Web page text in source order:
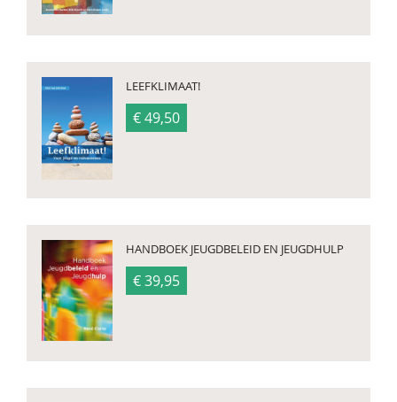
LEEFKLIMAAT!
€ 49,50
HANDBOEK JEUGDBELEID EN JEUGDHULP
€ 39,95